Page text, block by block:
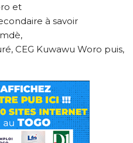
et
à savoir
CEG Kuwawu Woro puis,